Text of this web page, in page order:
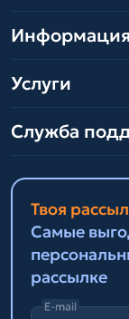
Информация
Услуги
Служба
Твоя
Самые
рассылке
E-mail